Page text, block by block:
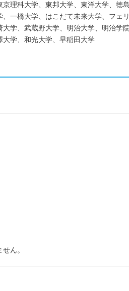
理科大学、東邦大学、東洋大学、徳
一橋大学、はこだて未来大学、フェ
学、武蔵野大学、明治大学、明治学
学、和光大学、早稲田大学
ん。